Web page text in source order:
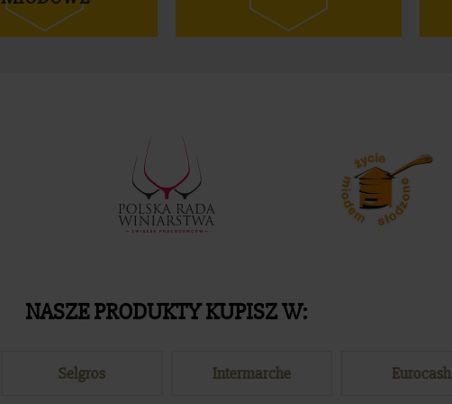
NASZE PRODUKTY KUPISZ W:
Selgros Intermarche Eurocash